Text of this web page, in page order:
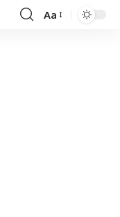
Font
Aa